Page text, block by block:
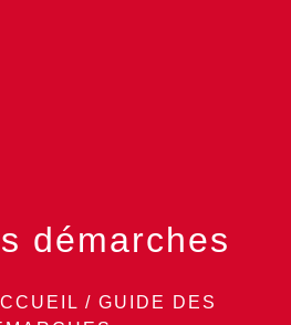
démarches
/ GUIDE DES